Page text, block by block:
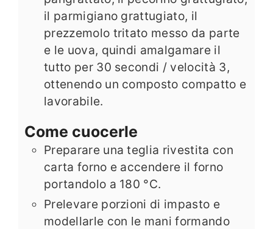
il parmigiano grattugiato, il
prezzemolo tritato messo da parte
e le uova, quindi amalgamare il
tutto per 30 secondi / velocità 3,
ottenendo un composto compatto e
lavorabile.
Come cuocerle
Preparare una teglia rivestita con
carta forno e accendere il forno
portandolo a 180 °C.
Prelevare porzioni di impasto e
modellarle con le mani formando